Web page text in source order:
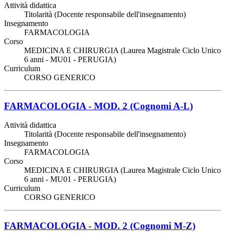
Attività didattica
Titolarità (Docente responsabile dell'insegnamento)
Insegnamento
FARMACOLOGIA
Corso
MEDICINA E CHIRURGIA (Laurea Magistrale Ciclo Unico
6 anni - MU01 - PERUGIA)
Curriculum
CORSO GENERICO
FARMACOLOGIA - MOD. 2 (Cognomi A-L)
Attività didattica
Titolarità (Docente responsabile dell'insegnamento)
Insegnamento
FARMACOLOGIA
Corso
MEDICINA E CHIRURGIA (Laurea Magistrale Ciclo Unico
6 anni - MU01 - PERUGIA)
Curriculum
CORSO GENERICO
FARMACOLOGIA - MOD. 2 (Cognomi M-Z)